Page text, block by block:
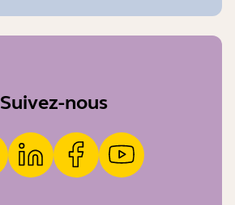
Suivez-nous